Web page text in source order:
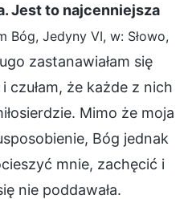
Jest to najcenniejsza
Bóg, Jedyny VI, w: Słowo,
zastanawiałam się
czułam, że każde z nich
Mimo że moja
Bóg jednak
mnie, zachęcić i
nie poddawała.